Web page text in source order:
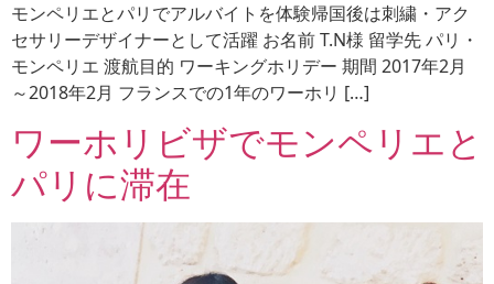
モンペリエとパリでアルバイトを体験帰国後は刺繍・アク
セサリーデザイナーとして活躍 お名前 T.N様 留学先 パリ・
モンペリエ 渡航目的 ワーキングホリデー 期間 2017年2月
～2018年2月 フランスでの1年のワーホリ […]
ワーホリビザでモンペリエと
パリに滞在